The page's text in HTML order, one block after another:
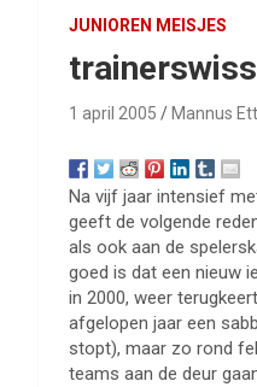
JUNIOREN MEISJES
1 april 2005 Mannus
Na vijf jaar intensief
geeft de volgende
als ook aan de
goed is dat een nieuw
in 2000, weer
afgelopen jaar een
stopt), maar zo rond
teams aan de deur